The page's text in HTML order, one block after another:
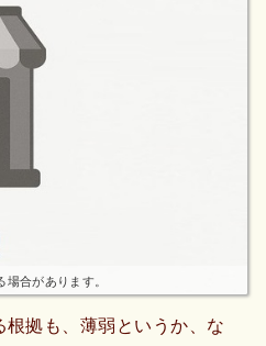
合があります。
拠も、薄弱というか、な